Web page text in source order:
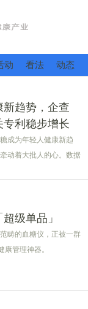
动 看法 动态
趋势，企查
利稳步增长
成为年轻人健康新趋
动着大批人的心。数据
级单品」
畴的血糖仪，正被一群
康管理神器。